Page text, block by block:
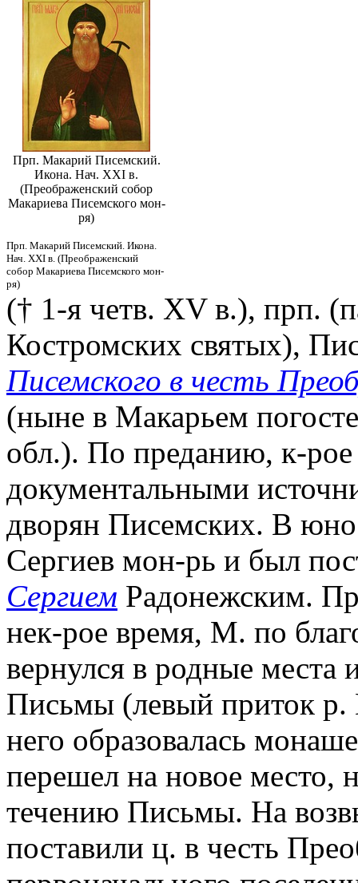
Прп. Макарий Писемский.
Икона. Нач. ХХI в.
(Преображенский собор
Макариева Писемского мон-
ря)
Прп. Макарий Писемский. Икона.
Нач. ХХI в. (Преображенский
собор Макариева Писемского мон-
ря)
(† 1-я четв. XV в.), прп.
Костромских святых),
Писемского в честь
(ныне в Макарьем
обл.). По преданию, к-рое
документальными
дворян Писемских. В
Сергиев мон-рь и был
Сергием Радонежским.
нек-рое время, М. по
вернулся в родные места
Письмы (левый приток р.
него образовалась
перешел на новое место,
течению Письмы. На
поставили ц. в честь